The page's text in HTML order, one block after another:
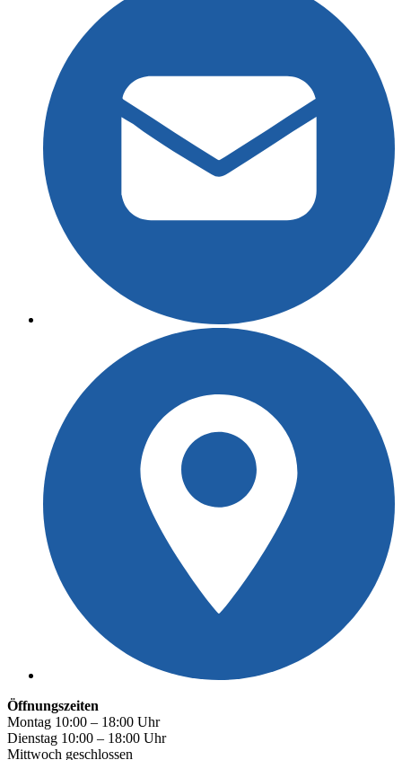
Öffnungszeiten
Montag 10:00 – 18:00 Uhr
Dienstag 10:00 – 18:00 Uhr
Mittwoch geschlossen